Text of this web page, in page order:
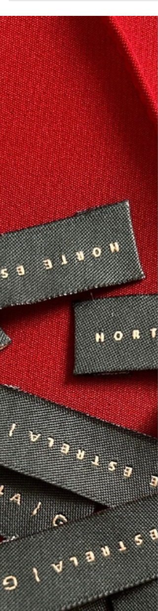
Brasileira. Mas o que muita gente não imagina é que,
por trás do uniforme que vemos em campo, existe um
longo processo que envolve pesquisa de tendências,
desenvolvimento têxtil, engenharia de materiais, testes
de performance e design estratégico. Muito mais do
que uma peça